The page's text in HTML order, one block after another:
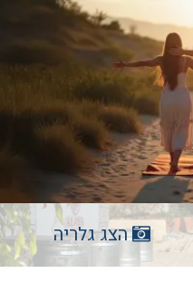
הצג גלריה